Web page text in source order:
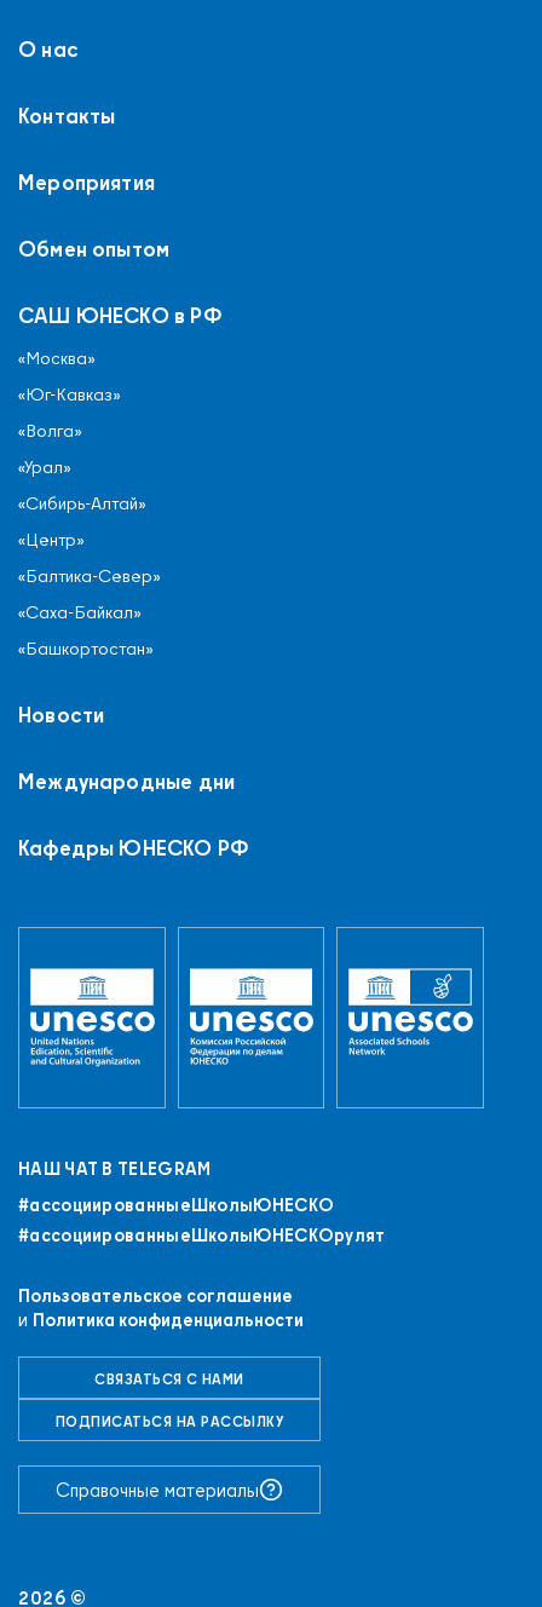
+7 (843) 294-83-44
РЕГИСТРАЦИЯ
ПРИСОЕДИНИТЬСЯ К СЕТИ
О нас
Контакты
Мероприятия
Обмен опытом
САШ ЮНЕСКО в РФ
«Москва»
«Юг-Кавказ»
«Волга»
«Урал»
«Сибирь-Алтай»
«Центр»
«Балтика-Север»
«Саха-Байкал»
«Башкортостан»
Новости
Международные дни
Кафедры ЮНЕСКО РФ
НАШ ЧАТ В TELEGRAM
#ассоциированныеШколыЮНЕСКO
#ассоциированныеШколыЮНЕСКОрулят
Пользовательское соглашение
и Политика конфиденциальности
СВЯЗАТЬСЯ С НАМИ
ПОДПИСАТЬСЯ НА РАССЫЛКУ
Справочные материалы